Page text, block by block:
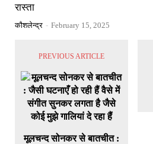
रास्ता
कौशलेन्द्र - February 15, 2025
PREVIOUS ARTICLE
मूलचन्द सोनकर से बातचीत :